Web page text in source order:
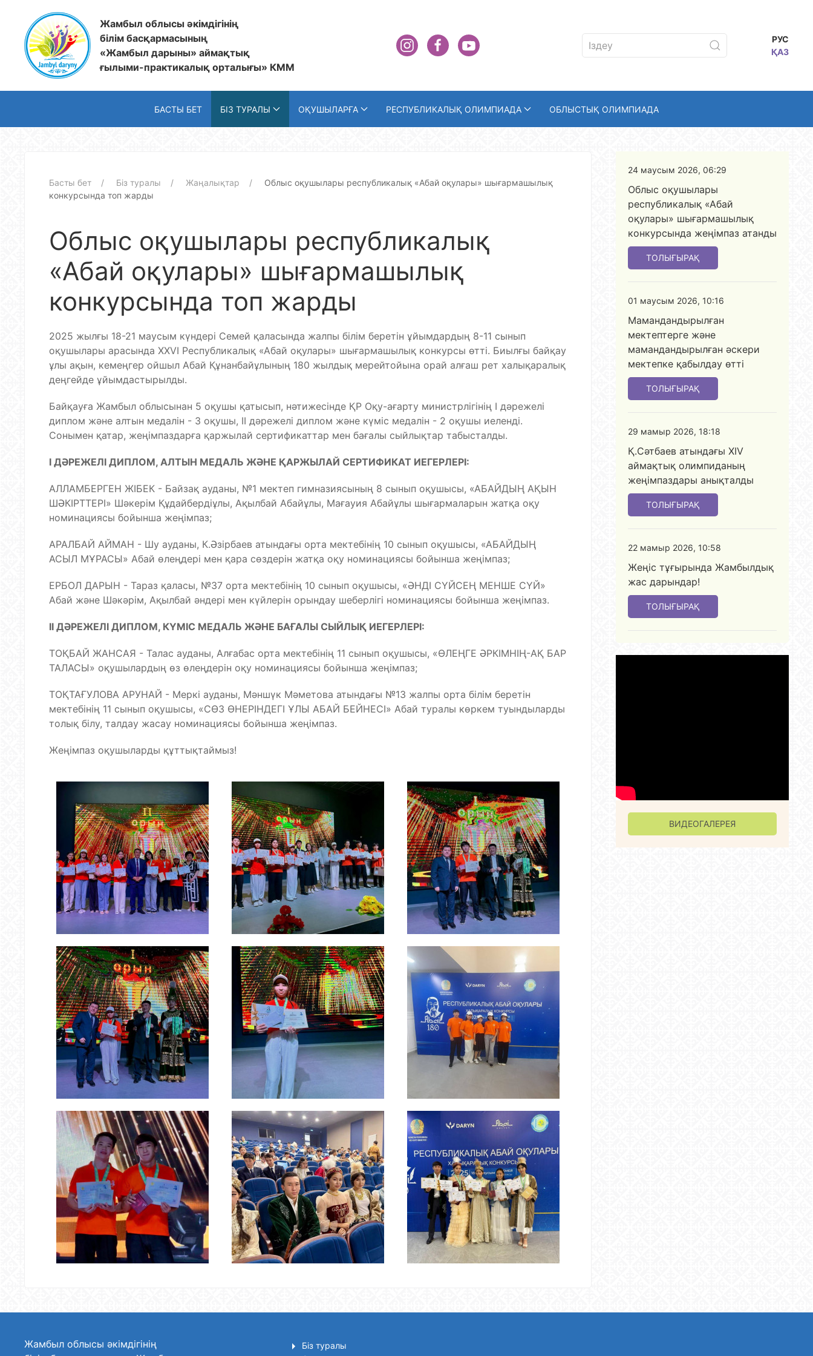
Жамбыл облысы әкімдігінің
білім басқармасының
«Жамбыл дарыны» аймақтық
ғылыми-практикалық орталығы» КММ
РУС
ҚАЗ
БАСТЫ БЕТ БІЗ ТУРАЛЫ ОҚУШЫЛАРҒА РЕСПУБЛИКАЛЫҚ ОЛИМПИАДА ОБЛЫСТЫҚ ОЛИМПИАДА
Басты бет Біз туралы Жаңалықтар
Облыс оқушылары республикалық «Абай оқулары» шығармашылық
конкурсында топ жарды
Облыс оқушылары республикалық
«Абай оқулары» шығармашылық
конкурсында топ жарды
2025 жылғы 18-21 маусым күндері Семей қаласында жалпы білім беретін ұйымдардың 8-11 сынып
оқушылары арасында XXVI Республикалық «Абай оқулары» шығармашылық конкурсы өтті. Биылғы байқау
ұлы ақын, кемеңгер ойшыл Абай Құнанбайұлының 180 жылдық мерейтойына орай алғаш рет халықаралық
деңгейде ұйымдастырылды.
Байқауға Жамбыл облысынан 5 оқушы қатысып, нәтижесінде ҚР Оқу-ағарту министрлігінің I дәрежелі
диплом және алтын медалін - 3 оқушы, II дәрежелі диплом және күміс медалін - 2 оқушы иеленді.
Сонымен қатар, жеңімпаздарға қаржылай сертификаттар мен бағалы сыйлықтар табысталды.
І ДӘРЕЖЕЛІ ДИПЛОМ, АЛТЫН МЕДАЛЬ ЖӘНЕ ҚАРЖЫЛАЙ СЕРТИФИКАТ ИЕГЕРЛЕРІ:
АЛЛАМБЕРГЕН ЖІБЕК - Байзақ ауданы, №1 мектеп гимназиясының 8 сынып оқушысы, ⁠«АБАЙДЫҢ АҚЫН
ШӘКІРТТЕРІ» Шәкерім Құдайбердіұлы, Ақылбай Абайұлы, Мағауия Абайұлы шығармаларын жатқа оқу
номинациясы бойынша жеңімпаз;
АРАЛБАЙ АЙМАН - Шу ауданы, К.Әзірбаев атындағы орта мектебінің 10 сынып оқушысы, «АБАЙДЫҢ
АСЫЛ МҰРАСЫ» Абай өлеңдері мен қара сөздерін жатқа оқу номинациясы бойынша жеңімпаз;
ЕРБОЛ ДАРЫН - Тараз қаласы, №37 орта мектебінің 10 сынып оқушысы, ⁠«ӘНДІ СҮЙСЕҢ МЕНШЕ СҮЙ»
Абай және Шәкәрім, Ақылбай әндері мен күйлерін орындау шеберлігі номинациясы бойынша жеңімпаз.
ІІ ДӘРЕЖЕЛІ ДИПЛОМ, КҮМІС МЕДАЛЬ ЖӘНЕ БАҒАЛЫ СЫЙЛЫҚ ИЕГЕРЛЕРІ:
ТОҚБАЙ ЖАНСАЯ - Талас ауданы, Алғабас орта мектебінің 11 сынып оқушысы, «ӨЛЕҢГЕ ӘРКІМНІҢ-АҚ БАР
ТАЛАСЫ» оқушылардың өз өлеңдерін оқу номинациясы бойынша жеңімпаз;
ТОҚТАҒУЛОВА АРУНАЙ - Меркі ауданы, Мәншүк Мәметова атындағы №13 жалпы орта білім беретін
мектебінің 11 сынып оқушысы, «СӨЗ ӨНЕРІНДЕГІ ҰЛЫ АБАЙ БЕЙНЕСІ» Абай туралы көркем туындыларды
толық білу, талдау жасау номинациясы бойынша жеңімпаз.
Жеңімпаз оқушыларды құттықтаймыз!
24 маусым 2026, 06:29
Облыс оқушылары
республикалық «Абай
оқулары» шығармашылық
конкурсында жеңімпаз атанды
ТОЛЫҒЫРАҚ
01 маусым 2026, 10:16
Мамандандырылған
мектептерге және
мамандандырылған әскери
мектепке қабылдау өтті
ТОЛЫҒЫРАҚ
29 мамыр 2026, 18:18
Қ.Сәтбаев атындағы XIV
аймақтық олимпиданың
жеңімпаздары анықталды
ТОЛЫҒЫРАҚ
22 мамыр 2026, 10:58
Жеңіс тұғырында Жамбылдық
жас дарындар!
ТОЛЫҒЫРАҚ
ВИДЕОГАЛЕРЕЯ
Жамбыл облысы әкімдігінің
Біз туралы